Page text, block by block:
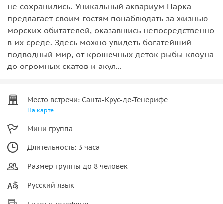
не сохранились. Уникальный аквариум Парка
предлагает своим гостям понаблюдать за жизнью
морских обитателей, оказавшись непосредственно
в их среде. Здесь можно увидеть богатейший
подводный мир, от крошечных деток рыбы-клоуна
до огромных скатов и акул...
Место встречи: Санта-Крус-де-Тенерифе
На карте
Мини группа
Длительность: 3 часа
Размер группы до 8 человек
Русский язык